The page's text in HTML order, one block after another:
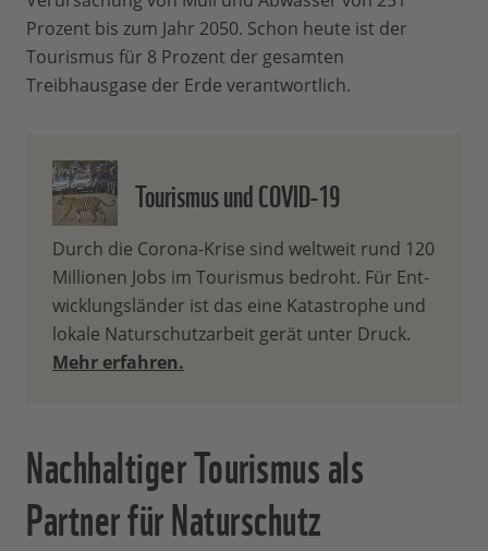
Prozent bis zum Jahr 2050. Schon heute ist der
Tourismus für 8 Prozent der gesamten
Treibhausgase der Erde verantwortlich.
Tourismus und COVID-19
Durch die Corona-Krise sind weltweit rund 120
Millionen Jobs im Tourismus bedroht. Für Ent-
wicklungsländer ist das eine Katastrophe und
lokale Naturschutzarbeit gerät unter Druck.
Mehr erfahren.
Nachhaltiger Tourismus als
Partner für Naturschutz